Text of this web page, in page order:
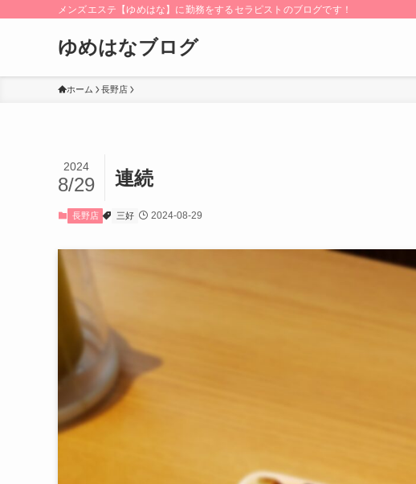
メンズエステ【ゆめはな】に勤務をするセラピストのブログです！
ゆめはなブログ
ホーム 長野店
連続
2024
8/29
長野店 三好 2024-08-29